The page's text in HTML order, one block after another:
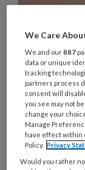
We Care
We and our887
data or unique
tracking
partners process
consent will
you see may not
change your
Manage
have effect within
Policy. Privacy
Would you rather